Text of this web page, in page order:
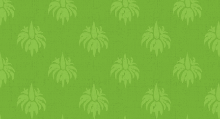
ostyaszerűség pedig
valójában egyfajta mézes
keksz, de tökéletesen illik
hozzá.
Ital: 2 l szénsavmentes
ásványvíz + zöld, gyümölcs,
gyógyteák igény szerint 7.
NAP Reggeli: napraforgós-